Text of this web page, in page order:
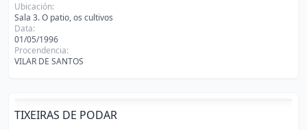
Ubicación:
Sala 3. O patio, os cultivos
Data:
01/05/1996
Procendencia:
VILAR DE SANTOS
TIXEIRAS DE PODAR